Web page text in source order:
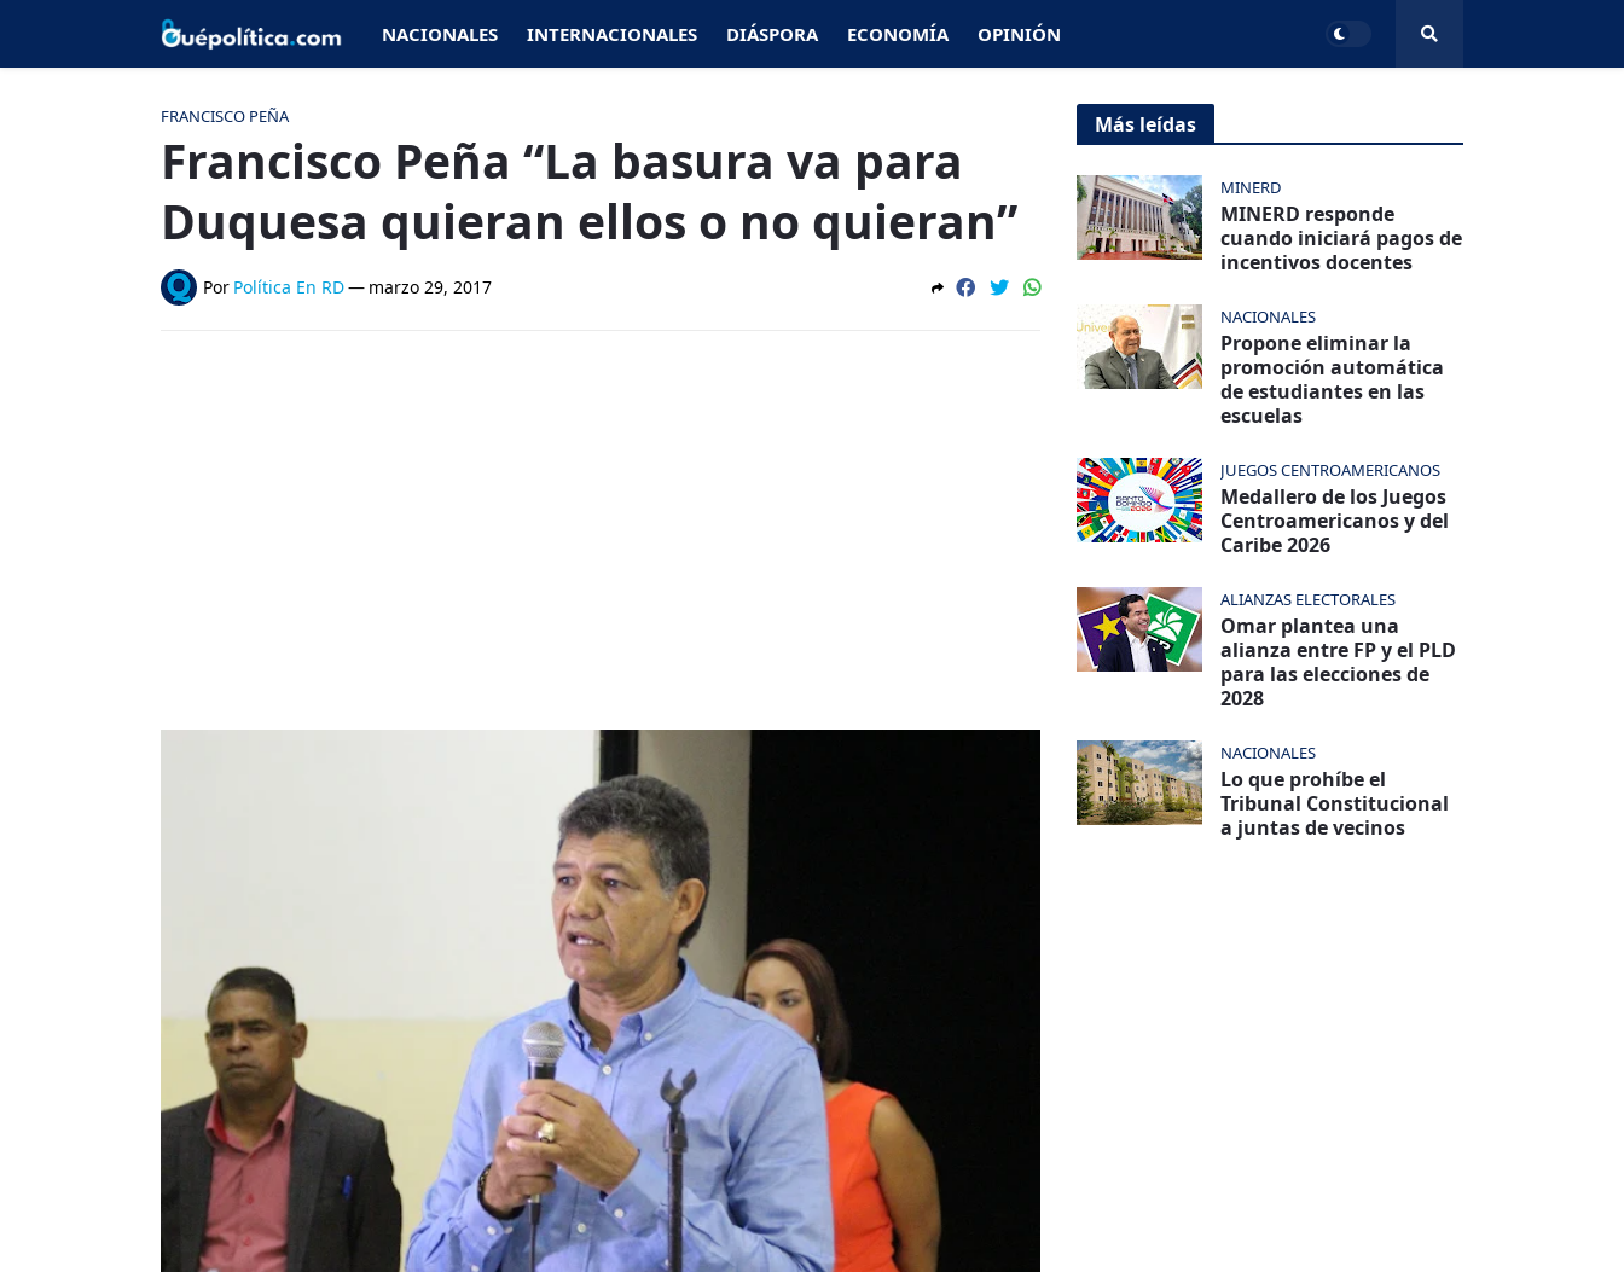
NACIONALES INTERNACIONALES DIÁSPORA ECONOMÍA OPINIÓN
FRANCISCO PEÑA
Francisco Peña “La basura va para
Duquesa quieran ellos o no quieran”
Por Política En RD— marzo 29, 2017
Más leídas
MINERD
MINERD responde
cuando iniciará pagos de
incentivos docentes
NACIONALES
Propone eliminar la
promoción automática
de estudiantes en las
escuelas
JUEGOS CENTROAMERICANOS
Medallero de los Juegos
Centroamericanos y del
Caribe 2026
ALIANZAS ELECTORALES
Omar plantea una
alianza entre FP y el PLD
para las elecciones de
2028
NACIONALES
Lo que prohíbe el
Tribunal Constitucional
a juntas de vecinos